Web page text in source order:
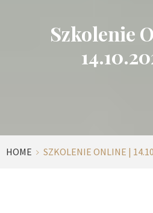
Szkolenie
HOME SZKOLENIE ONLINE |